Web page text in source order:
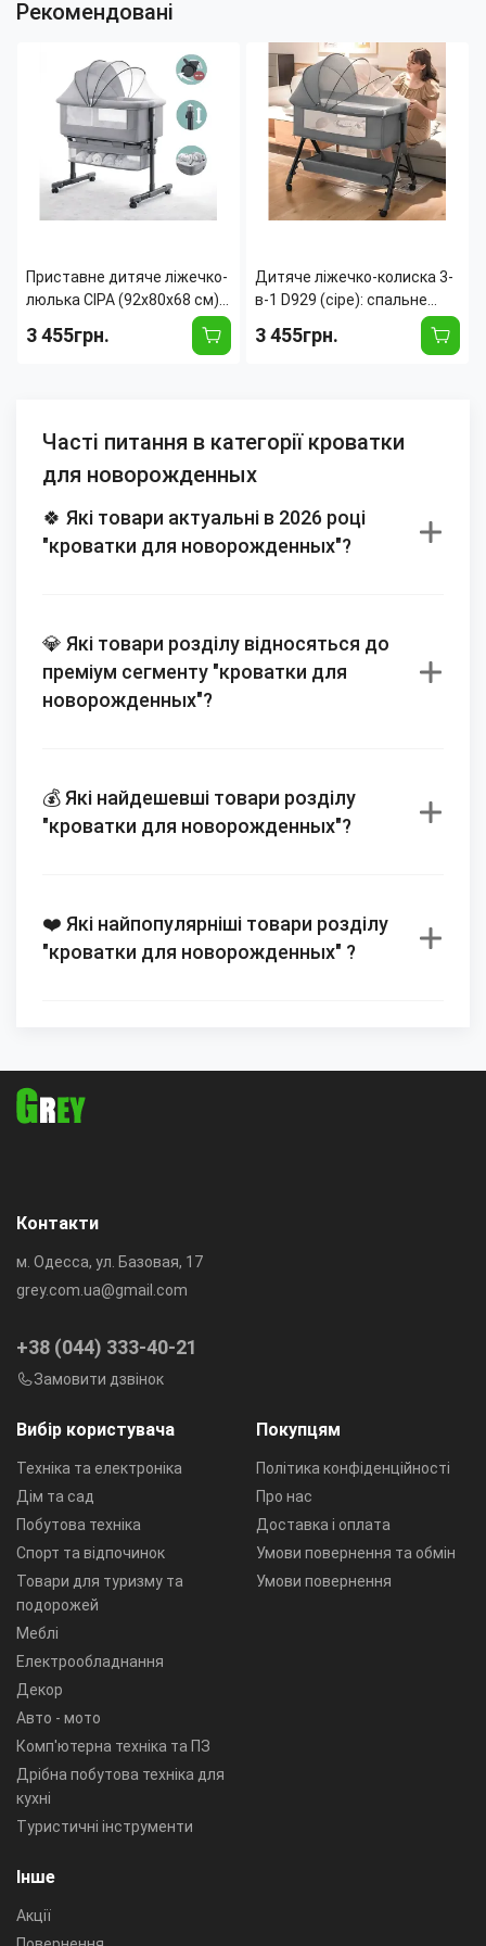
Рекомендовані
Приставне дитяче ліжечко-
люлька СІРА (92х80х68 см) з
сповивальним столиком і
3 455грн.
Дитяче ліжечко-колиска 3-
в-1 D929 (сіре): спальне
столиком, москітною
3 455грн.
Часті питання в категорії кроватки
для новорожденных
🍀 Які товари актуальні в 2026 році
"кроватки для новорожденных"?
💎 Які товари розділу відносяться до
преміум сегменту "кроватки для
новорожденных"?
💰 Які найдешевші товари розділу
"кроватки для новорожденных"?
❤️ Які найпопулярніші товари розділу
"кроватки для новорожденных" ?
Вибір користувача
Техніка та електроніка
Дім та сад
Побутова техніка
Спорт та відпочинок
Товари для туризму та
подорожей
Меблі
Електрообладнання
Декор
Авто - мото
Комп'ютерна техніка та ПЗ
Дрібна побутова техніка для
кухні
Туристичні інструменти
Покупцям
Політика конфіденційності
Про нас
Доставка і оплата
Умови повернення та обмін
Умови повернення
Інше
Акції
Контакти
м. Одесса, ул. Базовая, 17
grey.com.ua@gmail.com
+38 (044) 333-40-21
Замовити дзвінок